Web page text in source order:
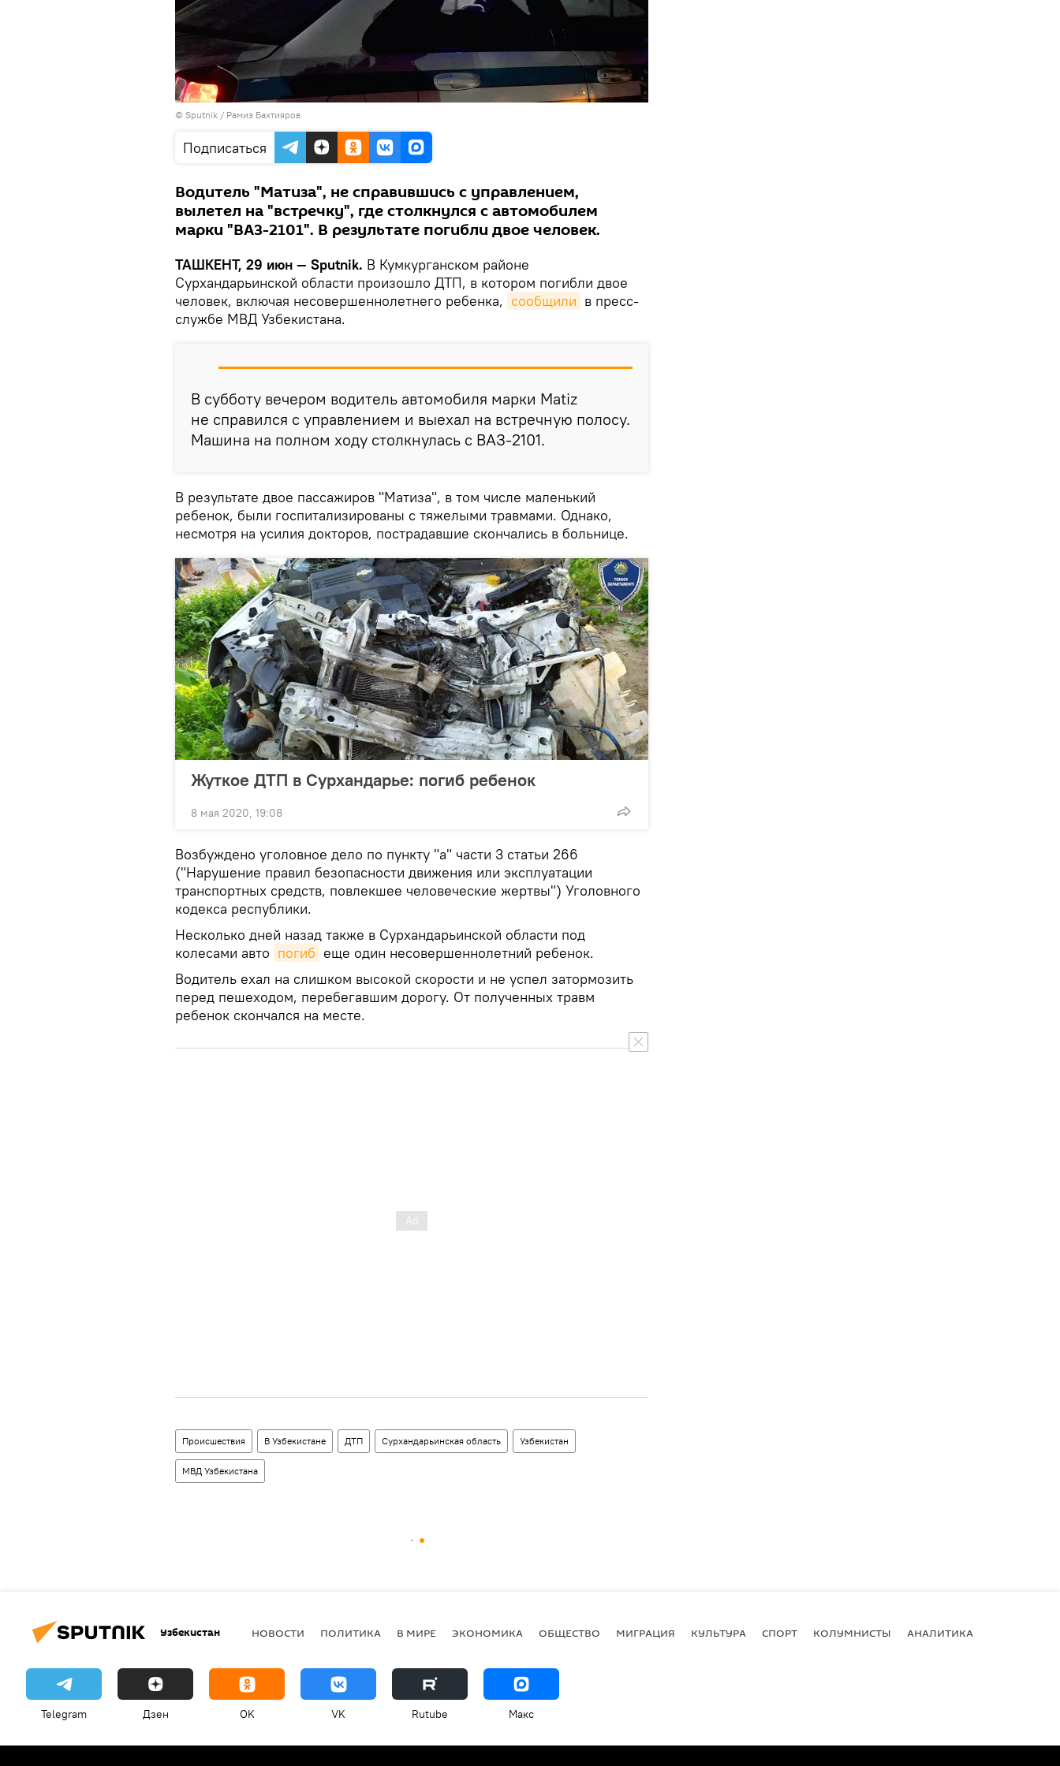
© Sputnik / Рамиз Бахтияров
Подписаться
Водитель "Матиза", не справившись с управлением,
вылетел на "встречку", где столкнулся с автомобилем
марки "ВАЗ-2101". В результате погибли двое человек.
ТАШКЕНТ, 29 июн — Sputnik. В Кумкурганском районе
Сурхандарьинской области произошло ДТП, в котором погибли двое
человек, включая несовершеннолетнего ребенка, сообщили в пресс-
службе МВД Узбекистана.
В субботу вечером водитель автомобиля марки Matiz
не справился с управлением и выехал на встречную полосу.
Машина на полном ходу столкнулась с ВАЗ-2101.
В результате двое пассажиров "Матиза", в том числе маленький
ребенок, были госпитализированы с тяжелыми травмами. Однако,
несмотря на усилия докторов, пострадавшие скончались в больнице.
Жуткое ДТП в Сурхандарье: погиб ребенок
8 мая 2020, 19:08
Возбуждено уголовное дело по пункту "а" части 3 статьи 266
("Нарушение правил безопасности движения или эксплуатации
транспортных средств, повлекшее человеческие жертвы") Уголовного
кодекса республики.
Несколько дней назад также в Сурхандарьинской области под
колесами авто погиб еще один несовершеннолетний ребенок.
Водитель ехал на слишком высокой скорости и не успел затормозить
перед пешеходом, перебегавшим дорогу. От полученных травм
ребенок скончался на месте.
Происшествия В Узбекистане ДТП Сурхандарьинская область Узбекистан
МВД Узбекистана
Узбекистан НОВОСТИ ПОЛИТИКА В МИРЕ ЭКОНОМИКА ОБЩЕСТВО МИГРАЦИЯ КУЛЬТУРА СПОРТ КОЛУМНИСТЫ АНАЛИТИКА
Telegram Дзен OK VK Rutube Макс